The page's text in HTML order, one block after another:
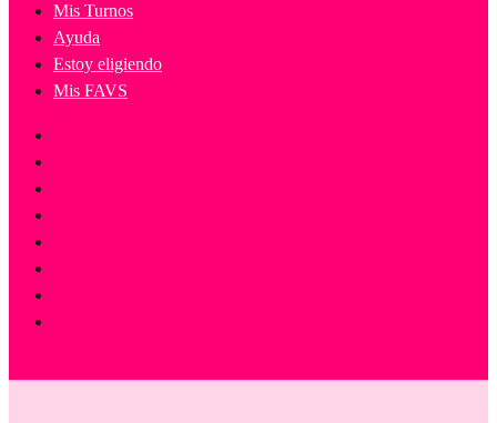
Mis Turnos
Ayuda
Estoy eligiendo
Mis FAVS